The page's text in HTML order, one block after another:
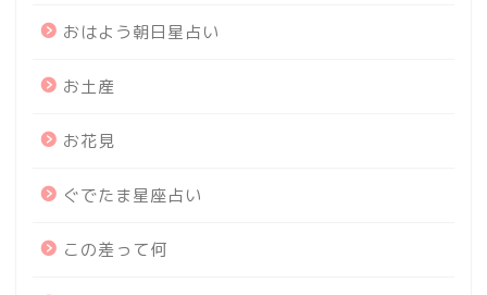
おはよう朝日星占い
お土産
お花見
ぐでたま星座占い
この差って何